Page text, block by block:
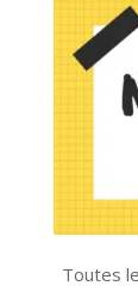
Toutes